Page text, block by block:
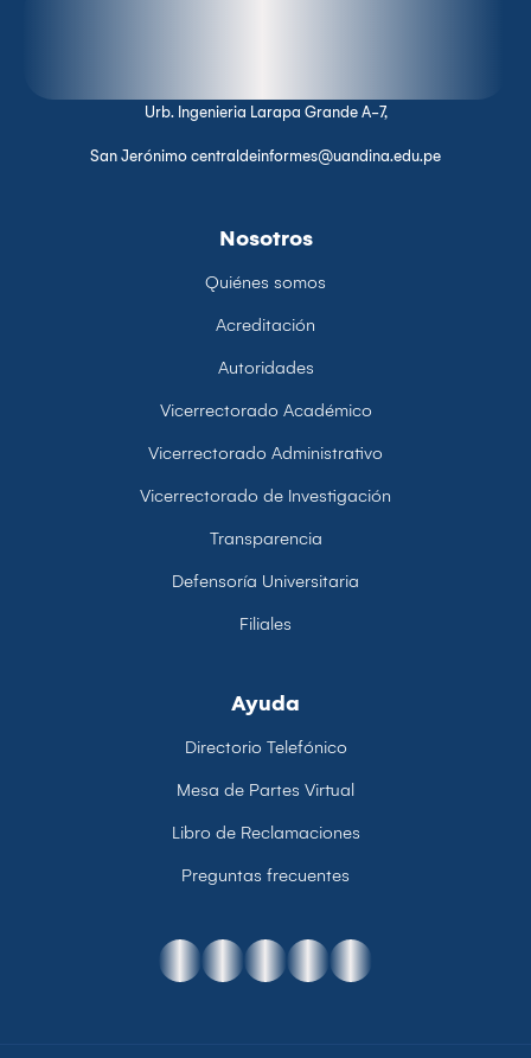
Urb. Ingenieria Larapa Grande A-7,
San Jerónimo centraldeinformes@uandina.edu.pe
Nosotros
Quiénes somos
Acreditación
Autoridades
Vicerrectorado Académico
Vicerrectorado Administrativo
Vicerrectorado de Investigación
Transparencia
Defensoría Universitaria
Filiales
Ayuda
Directorio Telefónico
Mesa de Partes Virtual
Libro de Reclamaciones
Preguntas frecuentes